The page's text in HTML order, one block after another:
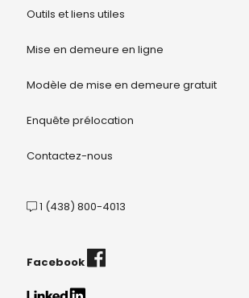
Outils et liens utiles
Mise en demeure en ligne
Modèle de mise en demeure gratuit
Enquête prélocation
Contactez-nous
1 (438) 800-4013
Facebook